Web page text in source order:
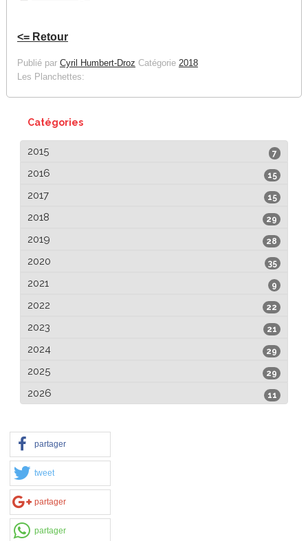
<= Retour
Publié par Cyril Humbert-Droz Catégorie 2018
Les Planchettes:
Catégories
7
2015
15
2016
15
2017
29
2018
28
2019
35
2020
9
2021
22
2022
21
2023
29
2024
29
2025
11
2026
partager
tweet
partager
partager